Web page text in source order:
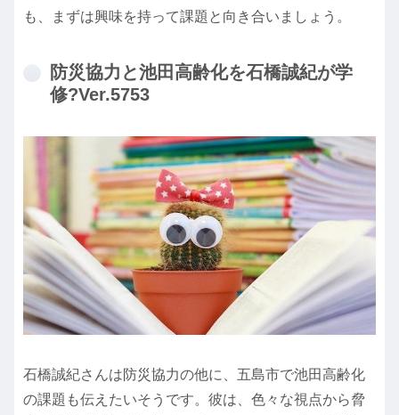
も、まずは興味を持って課題と向き合いましょう。
防災協力と池田高齢化を石橋誠紀が学
修?Ver.5753
石橋誠紀さんは防災協力の他に、五島市で池田高齢化
の課題も伝えたいそうです。彼は、色々な視点から脅